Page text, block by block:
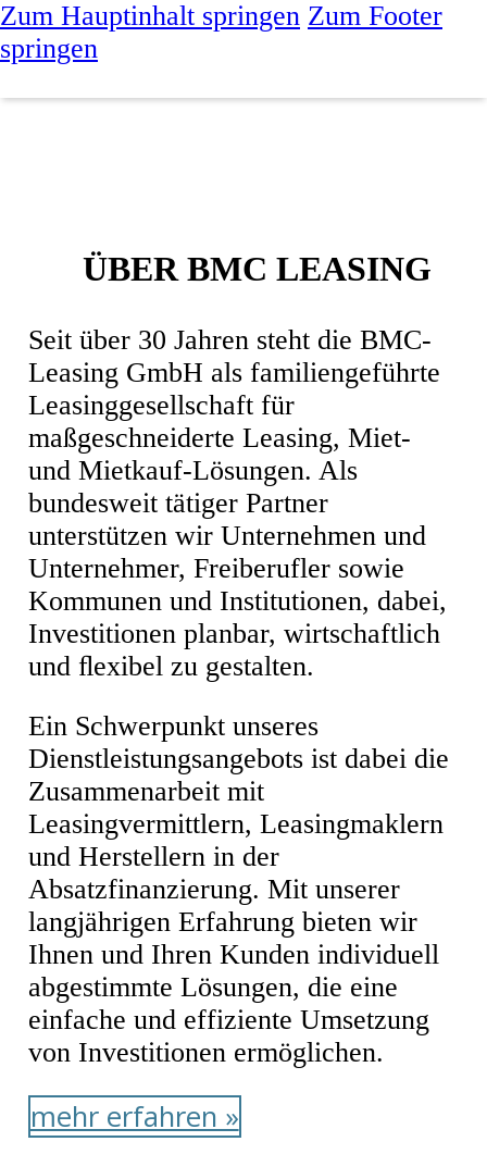
Zum Hauptinhalt springen Zum Footer
springen
ÜBER BMC LEASING
Seit über 30 Jahren steht die BMC-
Leasing GmbH als familiengeführte
Leasinggesellschaft für
maßgeschneiderte Leasing, Miet-
und Mietkauf-Lösungen. Als
bundesweit tätiger Partner
unterstützen wir Unternehmen und
Unternehmer, Freiberufler sowie
Kommunen und Institutionen, dabei,
Investitionen planbar, wirtschaftlich
und ﬂexibel zu gestalten.
Ein Schwerpunkt unseres
Dienstleistungsangebots ist dabei die
Zusammenarbeit mit
Leasingvermittlern, Leasingmaklern
und Herstellern in der
Absatzfinanzierung. Mit unserer
langjährigen Erfahrung bieten wir
Ihnen und Ihren Kunden individuell
abgestimmte Lösungen, die eine
einfache und effiziente Umsetzung
von Investitionen ermöglichen.
mehr erfahren »